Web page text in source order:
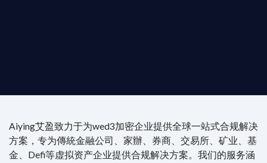
Aiying艾盈致力于为wed3加密企业提供全球一站式合规解决
方案，专为傳統金融公司、家辦、券商、交易所、矿业、基
金、Defi等虚拟资产企业提供合规解决方案。我们的服务涵